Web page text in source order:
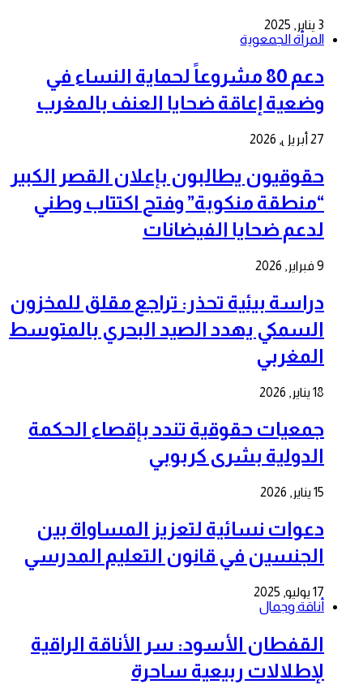
3 يناير, 2025
المرأة الجمعوية
دعم 80 مشروعاً لحماية النساء في
وضعية إعاقة ضحايا العنف بالمغرب
27 أبريل, 2026
حقوقيون يطالبون بإعلان القصر الكبير
“منطقة منكوبة” وفتح اكتتاب وطني
لدعم ضحايا الفيضانات
9 فبراير, 2026
دراسة بيئية تحذر: تراجع مقلق للمخزون
السمكي يهدد الصيد البحري بالمتوسط
المغربي
18 يناير, 2026
جمعيات حقوقية تندد بإقصاء الحكمة
الدولية بشرى كربوبي
15 يناير, 2026
دعوات نسائية لتعزيز المساواة بين
الجنسين في قانون التعليم المدرسي
17 يوليو, 2025
أناقة وجمال
القفطان الأسود: سر الأناقة الراقية
لإطلالات ربيعية ساحرة